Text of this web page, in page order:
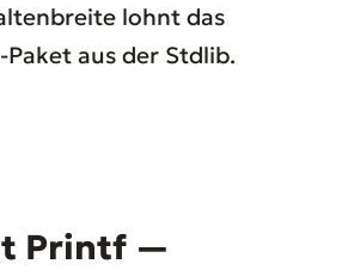
lohnt das
-Paket aus der Stdlib.
Printf —